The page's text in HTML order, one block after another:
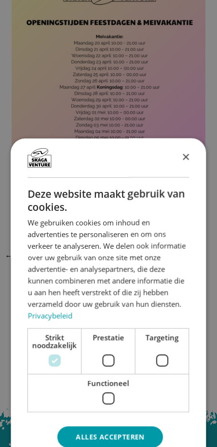
Bericht
navigatie
← Vorige Bericht
BLIJF OP DE HOOGTE
VOLG ONS OP SOCIAL MEDIA
×
Deze website maakt gebruik van
cookies.
We gebruiken cookies om inhoud en
advertenties te personaliseren en om ons
verkeer te analyseren. We delen ook informatie
over uw gebruik van onze site met onze
advertentie- en analysepartners, die deze
kunnen combineren met andere informatie die
u aan hen heeft verstrekt of die zij hebben
verzameld door uw gebruik van hun diensten.
Privacybeleid
Strikt
noodzakelijk
Prestatie Targeting
Functioneel
ALLES ACCEPTEREN